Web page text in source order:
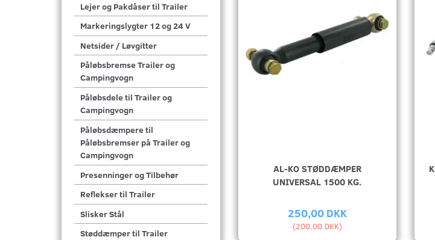
Lejer og Pakdåser til Trailer
Markeringslygter 12 og 24 V
Netsider / Løvgitter
Påløbsbremse Trailer og
Campingvogn
Påløbsdele til Trailer og
Campingvogn
Påløbsdæmpere til
Påløbsbremser på Trailer og
Campingvogn
Presenninger og Tilbehør
Reflekser til Trailer
Slisker Stål
Støddæmper til Trailer
AL-KO STØDDÆMPER
UNIVERSAL 1500 KG.
250,00 DKK
(200,00 DKK)